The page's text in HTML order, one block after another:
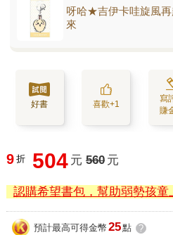
呀哈★吉伊卡哇旋風再
來
好書 喜歡+1
寫
賺
9 折 504 元 560 元
認購希望書包，幫助弱勢孩童
預計最高可得金幣 25點 ?